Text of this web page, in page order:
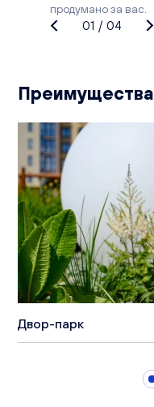
продумано за вас.
01 / 04
Преимущества
Двор-парк